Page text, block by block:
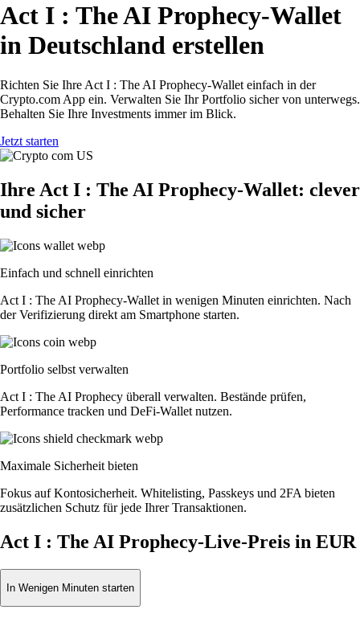
Act I : The AI Prophecy-Wallet
in Deutschland erstellen
Richten Sie Ihre Act I : The AI Prophecy-Wallet einfach in der
Crypto.com App ein. Verwalten Sie Ihr Portfolio sicher von unterwegs.
Behalten Sie Ihre Investments immer im Blick.
Jetzt starten
Ihre Act I : The AI Prophecy-Wallet: clever
und sicher
Einfach und schnell einrichten
Act I : The AI Prophecy-Wallet in wenigen Minuten einrichten. Nach
der Verifizierung direkt am Smartphone starten.
Portfolio selbst verwalten
Act I : The AI Prophecy überall verwalten. Bestände prüfen,
Performance tracken und DeFi-Wallet nutzen.
Maximale Sicherheit bieten
Fokus auf Kontosicherheit. Whitelisting, Passkeys und 2FA bieten
zusätzlichen Schutz für jede Ihrer Transaktionen.
Act I : The AI Prophecy-Live-Preis in EUR
In Wenigen Minuten starten